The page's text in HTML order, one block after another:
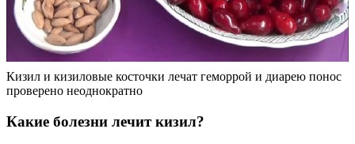
Кизил и кизиловые косточки лечат геморрой и диарею понос
проверено неоднократно
Какие болезни лечит кизил?